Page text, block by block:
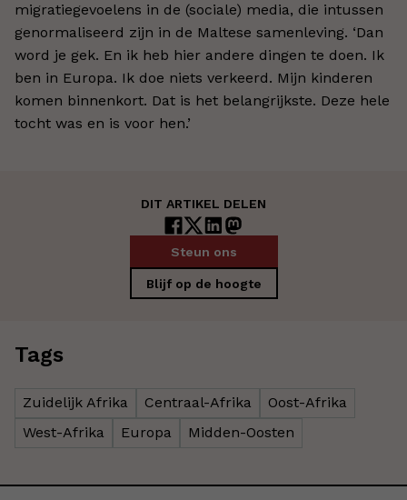
migratiegevoelens in de (sociale) media, die intussen
genormaliseerd zijn in de Maltese samenleving. ‘Dan
word je gek. En ik heb hier andere dingen te doen. Ik
ben in Europa. Ik doe niets verkeerd. Mijn kinderen
komen binnenkort. Dat is het belangrijkste. Deze hele
tocht was en is voor hen.’
DIT ARTIKEL DELEN
Steun ons
Blijf op de hoogte
Tags
Zuidelijk Afrika Centraal-Afrika
Oost-Afrika
West-Afrika
Europa Midden-Oosten